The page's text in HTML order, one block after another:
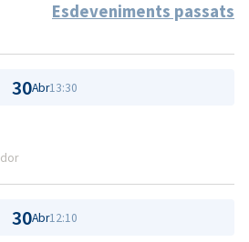
Esdeveniments passats
30Abr13:30
30Abr12:10